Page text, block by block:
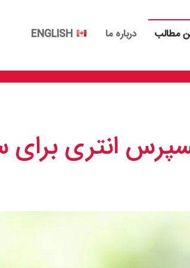
مطالب درباره ما ENGLISH
انتری برای سال